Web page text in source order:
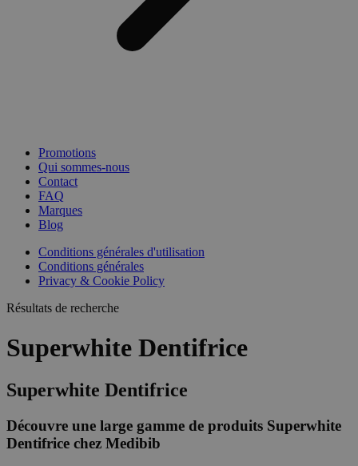
Promotions
Qui sommes-nous
Contact
FAQ
Marques
Blog
Conditions générales d'utilisation
Conditions générales
Privacy & Cookie Policy
Résultats de recherche
Superwhite Dentifrice
Superwhite Dentifrice
Découvre une large gamme de produits Superwhite
Dentifrice chez Medibib